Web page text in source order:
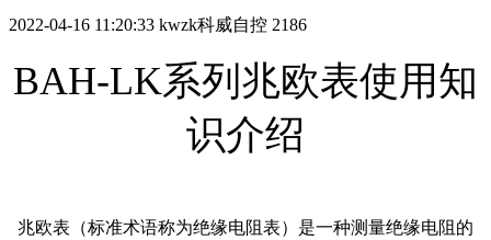
2022-04-16 11:20:33 kwzk科威自控 2186
BAH-LK系列兆欧表使用知
识介绍
兆欧表（标准术语称为绝缘电阻表）是一种测量绝缘电阻的